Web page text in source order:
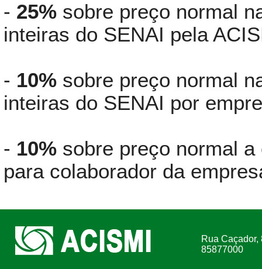
- 25% sobre preço normal
inteiras do SENAI pela
- 10% sobre preço normal
inteiras do SENAI por
- 10% sobre preço normal
para colaborador da
Rua
85877000